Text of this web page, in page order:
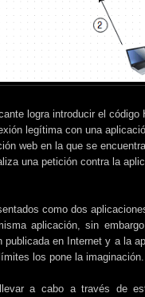
logra introducir el
legítima con una
web en la que se
una petición contra la
como dos
aplicación, sin
publicada en Internet y a la
los pone la imaginación.
a cabo a través de